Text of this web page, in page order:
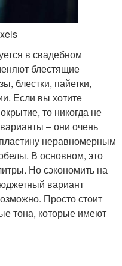
в свадебном
блестящие
блестки, пайетки,
Если вы хотите
то никогда не
– они очень
неравномерным
В основном, это
Но сэкономить на
вариант
Просто стоит
тона, которые имеют